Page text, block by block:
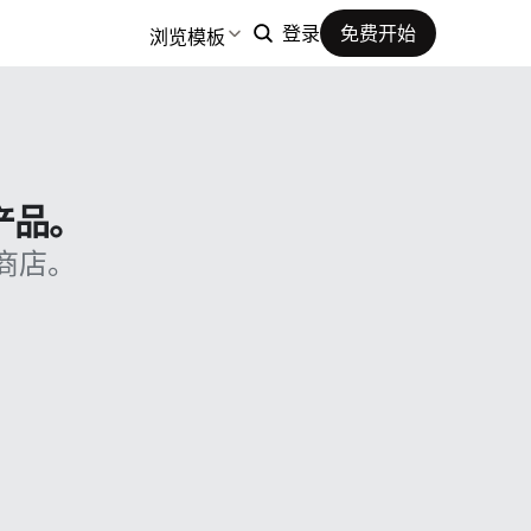
浏览模板 登录 免费开始
。
。